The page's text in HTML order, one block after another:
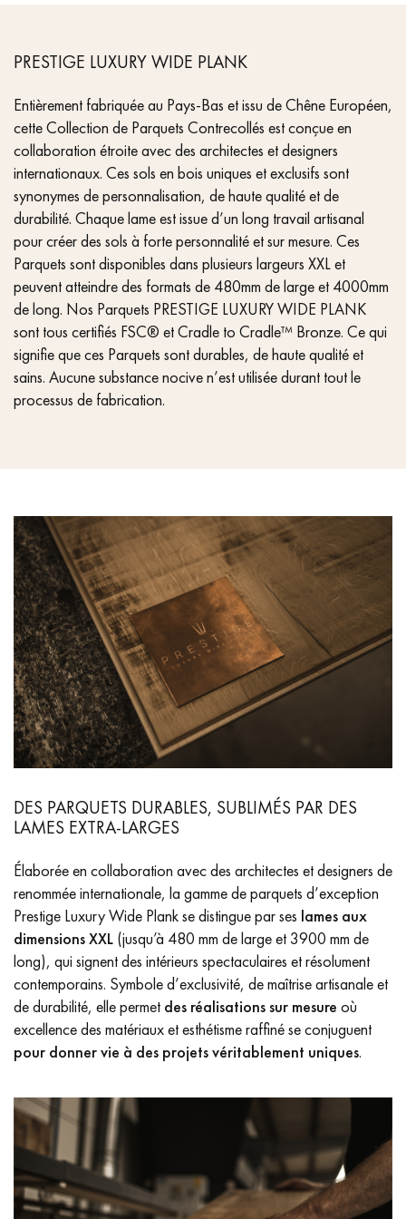
PRESTIGE LUXURY WIDE PLANK
Entièrement fabriquée au Pays-Bas et issu de Chêne Européen,
cette Collection de Parquets Contrecollés est conçue en
collaboration étroite avec des architectes et designers
internationaux. Ces sols en bois uniques et exclusifs sont
synonymes de personnalisation, de haute qualité et de
durabilité. Chaque lame est issue d’un long travail artisanal
pour créer des sols à forte personnalité et sur mesure. Ces
Parquets sont disponibles dans plusieurs largeurs XXL et
peuvent atteindre des formats de 480mm de large et 4000mm
de long. Nos Parquets PRESTIGE LUXURY WIDE PLANK
sont tous certifiés FSC® et Cradle to Cradle™ Bronze. Ce qui
signifie que ces Parquets sont durables, de haute qualité et
sains. Aucune substance nocive n’est utilisée durant tout le
processus de fabrication.
DES PARQUETS DURABLES, SUBLIMÉS PAR DES
LAMES EXTRA-LARGES
Élaborée en collaboration avec des architectes et designers de
renommée internationale, la gamme de parquets d’exception
Prestige Luxury Wide Plank se distingue par ses lames aux
dimensions XXL (jusqu’à 480 mm de large et 3900 mm de
long), qui signent des intérieurs spectaculaires et résolument
contemporains. Symbole d’exclusivité, de maîtrise artisanale et
de durabilité, elle permet des réalisations sur mesure où
excellence des matériaux et esthétisme raffiné se conjuguent
pour donner vie à des projets véritablement uniques.